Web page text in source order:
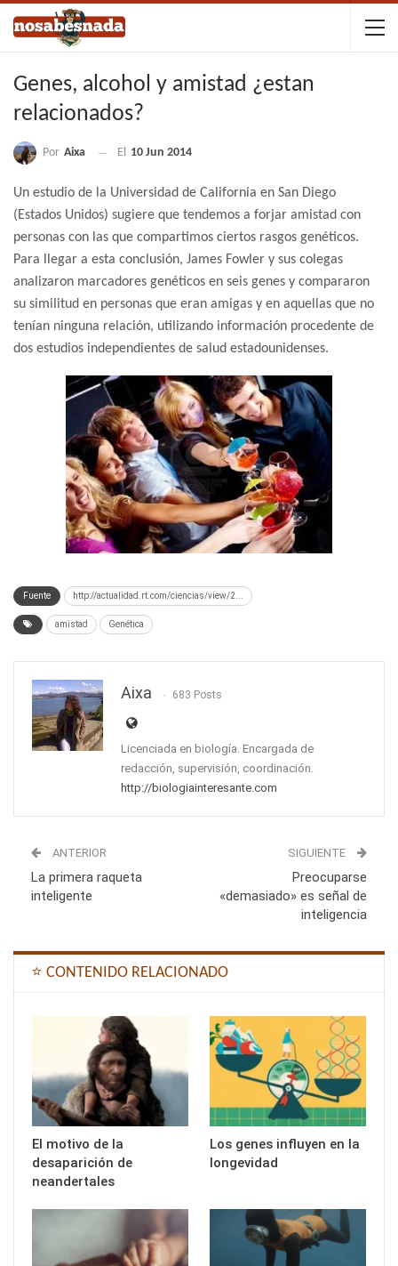
Genes, alcohol y amistad ¿estan
relacionados?
Por Aixa El 10 Jun 2014
Un estudio de la Universidad de California en San Diego
(Estados Unidos) sugiere que tendemos a forjar amistad con
personas con las que compartimos ciertos rasgos genéticos.
Para llegar a esta conclusión, James Fowler y sus colegas
analizaron marcadores genéticos en seis genes y compararon
su similitud en personas que eran amigas y en aquellas que no
tenían ninguna relación, utilizando información procedente de
dos estudios independientes de salud estadounidenses.
Fuente http://actualidad.rt.com/ciencias/view/2...
amistad Genética
Aixa 683 Posts
Licenciada en biología. Encargada de
redacción, supervisión, coordinación.
http://biologiainteresante.com
ANTERIOR
La primera raqueta
inteligente
SIGUIENTE
Preocuparse
«demasiado» es señal de
inteligencia
⭐ CONTENIDO RELACIONADO
El motivo de la
desaparición de
neandertales
Los genes influyen en la
longevidad